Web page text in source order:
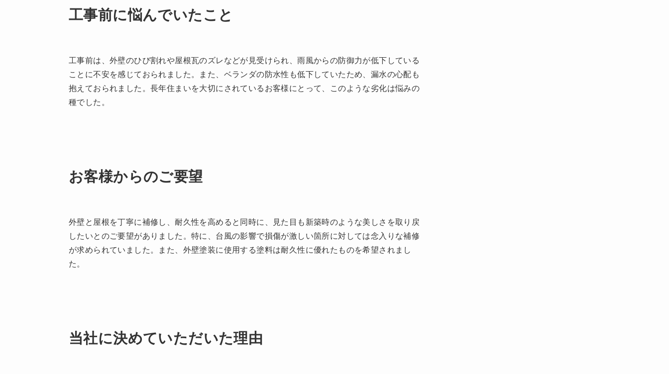
工事前に悩んでいたこと
工事前は、外壁のひび割れや屋根瓦のズレなどが見受けられ、雨風からの防御力が低下している
ことに不安を感じておられました。また、ベランダの防水性も低下していたため、漏水の心配も
抱えておられました。長年住まいを大切にされているお客様にとって、このような劣化は悩みの
種でした。
お客様からのご要望
外壁と屋根を丁寧に補修し、耐久性を高めると同時に、見た目も新築時のような美しさを取り戻
したいとのご要望がありました。特に、台風の影響で損傷が激しい箇所に対しては念入りな補修
が求められていました。また、外壁塗装に使用する塗料は耐久性に優れたものを希望されまし
た。
当社に決めていただいた理由